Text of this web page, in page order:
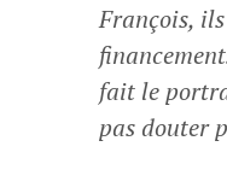
François,
fait le
pas douter